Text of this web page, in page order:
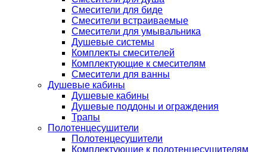
Смесители для биде
Смесители встраиваемые
Смесители для умывальника
Душевые системы
Комплекты смесителей
Комплектующие к смесителям
Смесители для ванны
Душевые кабины
Душевые кабины
Душевые поддоны и ограждения
Трапы
Полотенцесушители
Полотенцесушители
Комплектующие к полотенцесушителям